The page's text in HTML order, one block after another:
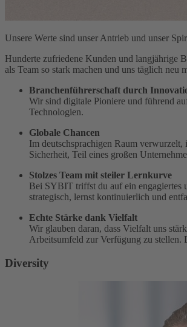
Unsere Werte sind unser Antrieb und unser
Hunderte zufriedene Kunden und langjährige
als Team so stark machen und uns täglich neu
Branchenführerschaft durch
Wir sind digitale Pioniere und führend
Technologien.
Globale Chancen
Im deutschsprachigen Raum
Sicherheit, Teil eines großen
Stolzes Team mit steiler Lernkurve
Bei SYBIT triffst du auf ein engagiertes
strategisch, lernst kontinuierlich und
Echte Stärke dank Vielfalt
Wir glauben daran, dass Vielfalt uns
Arbeitsumfeld zur Verfügung zu stellen.
Diversity